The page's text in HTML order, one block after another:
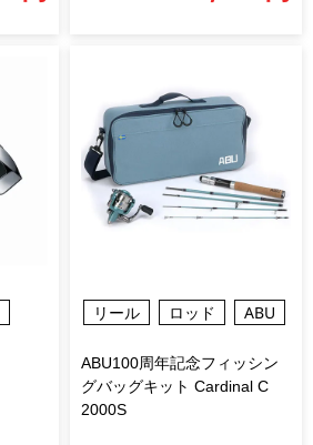
リール ロッド ABU
ABU100周年記念フィッシン
グバッグキット Cardinal C
2000S